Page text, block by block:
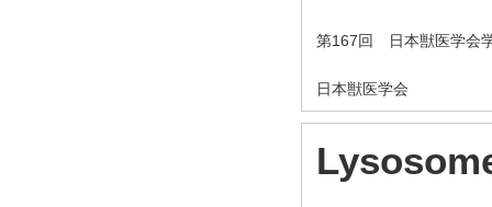
第167回 日本獣医学会
日本獣医学会